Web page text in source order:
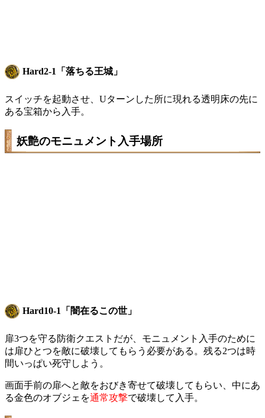
Hard2-1「落ちる王城」
スイッチを起動させ、Uターンした所に現れる透明床の先に
ある宝箱から入手。
妖艶のモニュメント入手場所
Hard10-1「闇在るこの世」
扉3つを守る防衛クエストだが、モニュメント入手のために
は扉ひとつを敵に破壊してもらう必要がある。残る2つは時
間いっぱい死守しよう。
画面手前の扉へと敵をおびき寄せて破壊してもらい、中にあ
る金色のオブジェを通常攻撃で破壊して入手。